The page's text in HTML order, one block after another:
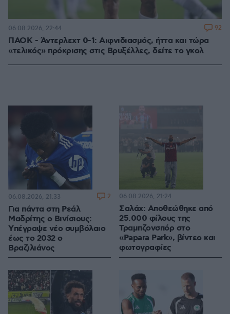
ΠΑΟΚ - Άντερλεχτ 0-1: Αιφνιδιασμός, ήττα και τώρα
«τελικός» πρόκρισης στις Βρυξέλλες, δείτε το γκολ
06.08.2026, 22:44 92
Για πάντα στη Ρεάλ
Μαδρίτης ο Βινίσιους:
Yπέγραψε νέο συμβόλαιο
έως το 2032 ο
Βραζιλιάνος
06.08.2026, 21:33 2
Σαλάχ: Αποθεώθηκε από
25.000 φίλους της
Τραμπζονσπόρ στο
«Papara Park», βίντεο και
φωτογραφίες
06.08.2026, 21:24